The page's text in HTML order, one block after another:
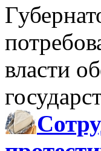
власти